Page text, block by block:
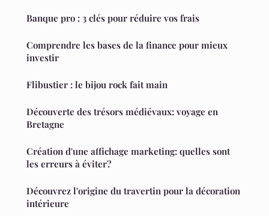
Banque pro : 3 clés pour réduire vos frais
Comprendre les bases de la finance pour mieux
investir
Flibustier : le bijou rock fait main
Découverte des trésors médiévaux: voyage en
Bretagne
Création d'une affichage marketing: quelles sont
les erreurs à éviter?
Découvrez l'origine du travertin pour la décoration
intérieure